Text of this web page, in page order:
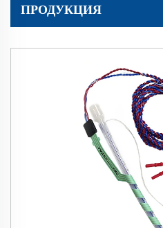
ПРОДУКЦИЯ